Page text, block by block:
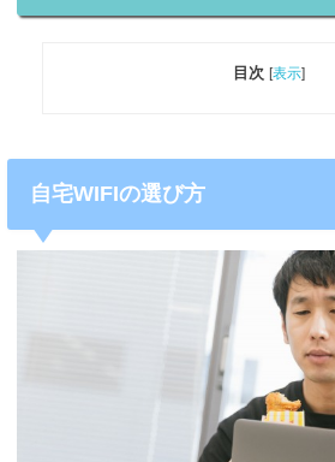
目次 [表示]
自宅WIFIの選び方